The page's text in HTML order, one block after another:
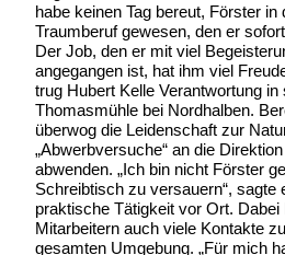
habe keinen Tag bereut, Förster
Traumberuf gewesen, den er
Der Job, den er mit viel
angegangen ist, hat ihm viel
trug Hubert Kelle Verantwortung
Thomasmühle bei Nordhalben.
überwog die Leidenschaft zur
„Abwerbversuche“ an die
abwenden. „Ich bin nicht Förster
Schreibtisch zu versauern“, sagte
praktische Tätigkeit vor Ort. Dabei
Mitarbeitern auch viele Kontakte
gesamten Umgebung. „Für mich